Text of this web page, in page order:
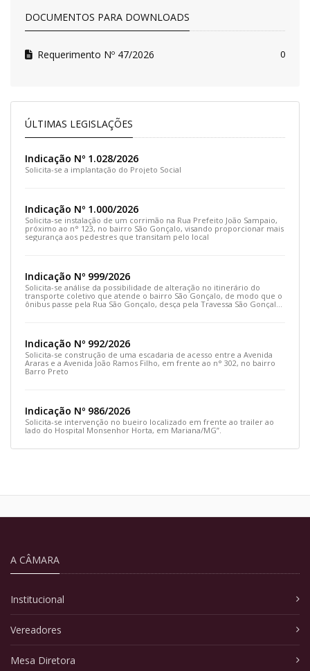
DOCUMENTOS PARA DOWNLOADS
Requerimento Nº 47/2026 0
ÚLTIMAS LEGISLAÇÕES
Indicação Nº 1.028/2026
Solicita-se a implantação do Projeto Social
Indicação Nº 1.000/2026
Solicita-se instalação de um corrimão na Rua Prefeito João Sampaio,
próximo ao n° 123, no bairro São Gonçalo, visando proporcionar mais
segurança aos pedestres que transitam pelo local
Indicação Nº 999/2026
Solicita-se análise da possibilidade de alteração no itinerário do
transporte coletivo que atende o bairro São Gonçalo, de modo que o
ônibus passe pela Rua São Gonçalo, desça pela Travessa São Gonçalo
Indicação Nº 992/2026
Solicita-se construção de uma escadaria de acesso entre a Avenida
Araras e a Avenida João Ramos Filho, em frente ao n° 302, no bairro
Barro Preto
Indicação Nº 986/2026
Solicita-se intervenção no bueiro localizado em frente ao trailer ao
lado do Hospital Monsenhor Horta, em Mariana/MG”.
A CÂMARA
Institucional
Vereadores
Mesa Diretora